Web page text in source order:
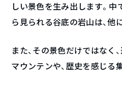
しい景色を生み出します。中
ら見られる谷底の岩山は、他
また、その景色だけではなく
マウンテンや、歴史を感じる